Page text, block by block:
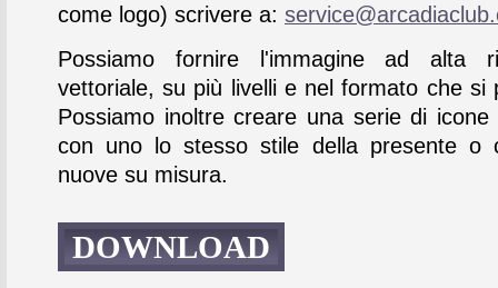
come logo) scrivere a:
Possiamo fornire l'immagine ad alta
vettoriale, su più livelli e nel formato che si
Possiamo inoltre creare una serie di icone
con uno lo stesso stile della presente o
nuove su misura.
DOWNLOAD